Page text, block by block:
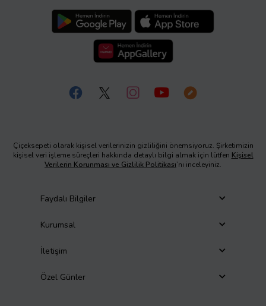
Çiçeksepeti olarak kişisel verilerinizin gizliliğini önemsiyoruz. Şirketimizin
kişisel veri işleme süreçleri hakkında detaylı bilgi almak için lütfen Kişisel
Verilerin Korunması ve Gizlilik Politikası’nı inceleyiniz.
Faydalı Bilgiler
Kurumsal
İletişim
Özel Günler